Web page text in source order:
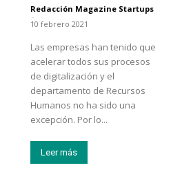
Redacción Magazine Startups
-
10 febrero 2021
Las empresas han tenido que
acelerar todos sus procesos
de digitalización y el
departamento de Recursos
Humanos no ha sido una
excepción. Por lo...
Leer más